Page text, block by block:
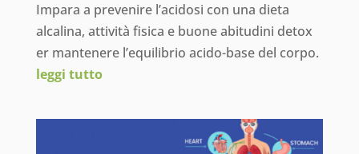
Impara a prevenire l’acidosi con una dieta
alcalina, attività fisica e buone abitudini detox
er mantenere l’equilibrio acido-base del corpo.
leggi tutto